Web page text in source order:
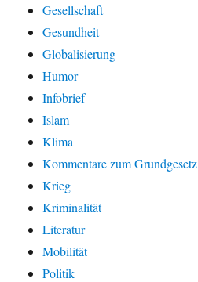
Gesellschaft
Gesundheit
Globalisierung
Humor
Infobrief
Islam
Klima
Kommentare zum Grundgesetz
Krieg
Kriminalität
Literatur
Mobilität
Politik